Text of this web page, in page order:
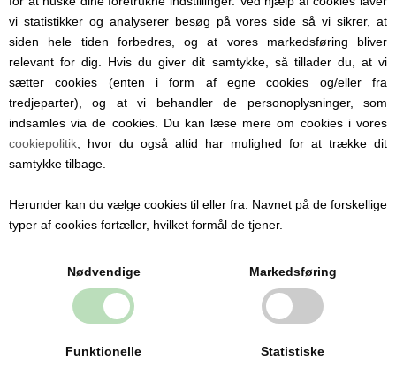
vi statistikker og analyserer besøg på vores side så vi sikrer, at
siden hele tiden forbedres, og at vores markedsføring bliver
relevant for dig. Hvis du giver dit samtykke, så tillader du, at vi
sætter cookies (enten i form af egne cookies og/eller fra
tredjeparter), og at vi behandler de personoplysninger, som
indsamles via de cookies. Du kan læse mere om cookies i vores
cookiepolitik , hvor du også altid har mulighed for at trække dit
samtykke tilbage.
Herunder kan du vælge cookies til eller fra. Navnet på de forskellige
typer af cookies fortæller, hvilket formål de tjener.
Nødvendige Markedsføring
Funktionelle Statistiske
Personlige produkter med
navn
Hos Babysutten specialiserer vi os i
tilbyder blandt andet sutter med navn,
nusseklude og babytæpper, hvor du kan få
indgraveret eller broderet barnets navn og
Personlige produkter gør hverdagen
nemmere og er samtidig en oplagt gaveidé
til barsel, dåb og babyshower.
Se alle produkter med navn her